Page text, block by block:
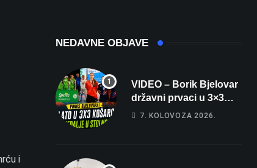
i
iznenađenje za
NEDAVNE OBJAVE
VIDEO – Borik Bjelovar
državni prvaci u 3×3
košarci, Klara Končar je
7. KOLOVOZA 2026.